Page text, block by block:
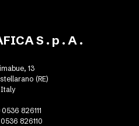
S . p . A .
13
(RE)
Italy
826111
826110